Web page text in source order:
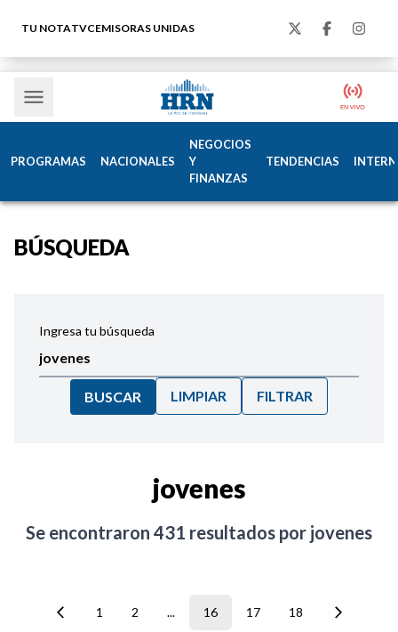
TU NOTATVCEMISORAS UNIDAS
PROGRAMAS NACIONALES
NEGOCIOS
Y
FINANZAS
TENDENCIAS
BÚSQUEDA
Ingresa tu búsqueda
BUSCAR LIMPIAR FILTRAR
jovenes
Se encontraron 431 resultados por jovenes
1 2 ... 16 17 18